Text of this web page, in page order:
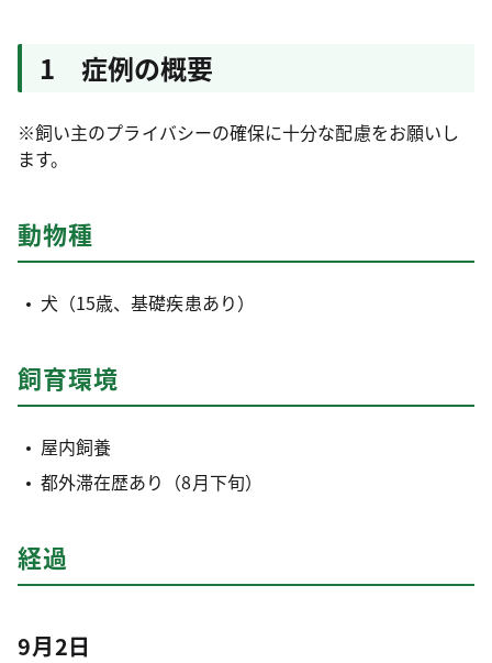
1 症例の概要
※飼い主のプライバシーの確保に十分な配慮をお願いし
ます。
動物種
犬（15歳、基礎疾患あり）
飼育環境
屋内飼養
都外滞在歴あり（8月下旬）
経過
9月2日